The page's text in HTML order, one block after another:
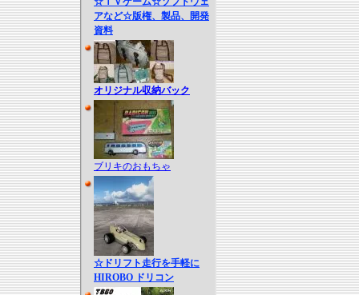
アなど☆版権、製品、開発
資料
オリジナル収納バック
ブリキのおもちゃ
☆ドリフト走行を手軽に
HIROBO ドリコン